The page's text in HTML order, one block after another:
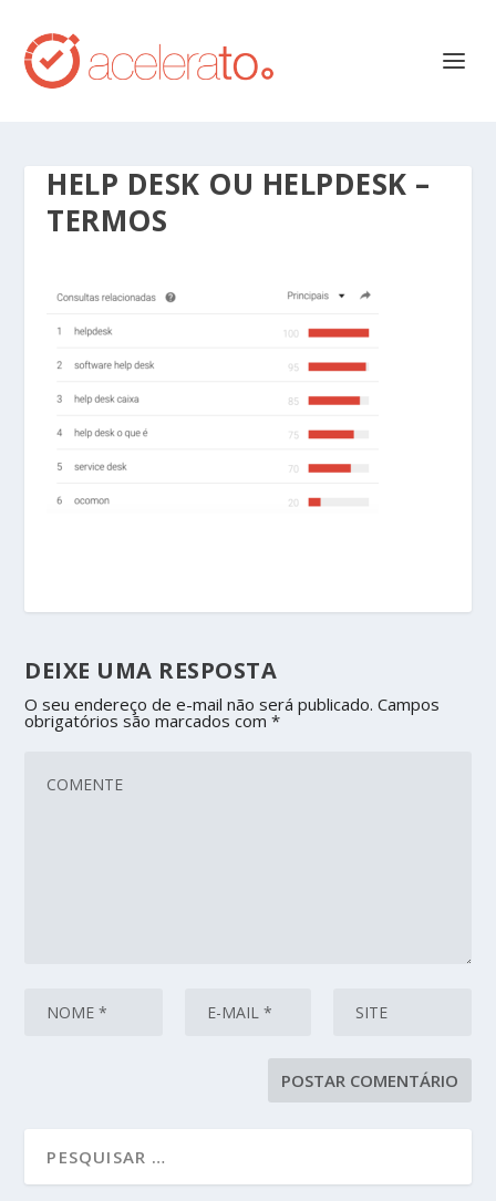
HELP DESK OU HELPDESK –
TERMOS
DEIXE UMA RESPOSTA
O seu endereço de e-mail não será publicado. Campos
obrigatórios são marcados com*